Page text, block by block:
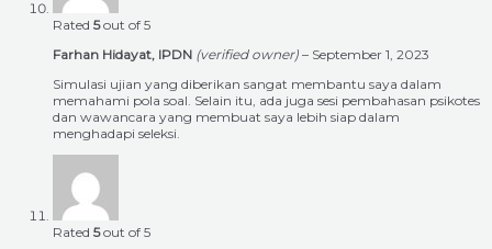
Rated 5out of 5
Farhan Hidayat, IPDN (verified owner) – September 1, 2023
Simulasi ujian yang diberikan sangat membantu saya dalam
memahami pola soal. Selain itu, ada juga sesi pembahasan psikotes
dan wawancara yang membuat saya lebih siap dalam
menghadapi seleksi.
Rated 5out of 5